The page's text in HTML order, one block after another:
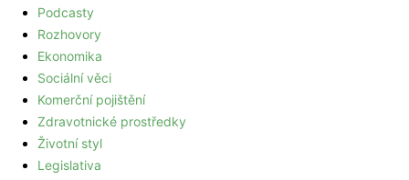
Podcasty
Rozhovory
Ekonomika
Sociální věci
Komerční pojištění
Zdravotnické prostředky
Životní styl
Legislativa